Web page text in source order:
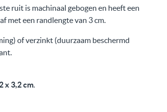
ruit is machinaal gebogen en heeft een
met een randlengte van 3 cm.
of verzinkt (duurzaam beschermd
x 3,2 cm.